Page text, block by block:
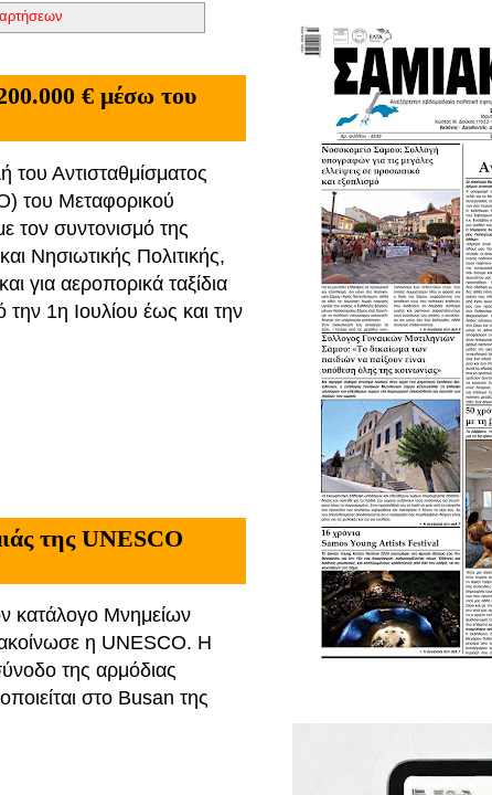
€ μέσω του
του Αντισταθμίσματος
του Μεταφορικού
τον συντονισμό της
Νησιωτικής Πολιτικής,
για αεροπορικά ταξίδια
1η Ιουλίου έως και την
της UNESCO
κατάλογο Μνημείων
η UNESCO. Η
της αρμόδιας
στο Busan της